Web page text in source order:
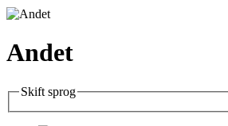
Andet
Skift sprog